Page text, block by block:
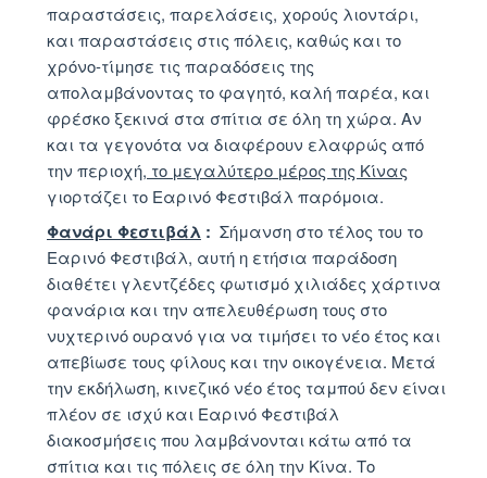
παραστάσεις, παρελάσεις, χορούς λιοντάρι,
και παραστάσεις στις πόλεις, καθώς και το
χρόνο-τίμησε τις παραδόσεις της
απολαμβάνοντας το φαγητό, καλή παρέα, και
φρέσκο ξεκινά στα σπίτια σε όλη τη χώρα. Αν
και τα γεγονότα να διαφέρουν ελαφρώς από
την περιοχή, το μεγαλύτερο μέρος της Κίνας
γιορτάζει το Εαρινό Φεστιβάλ παρόμοια.
Φανάρι Φεστιβάλ : Σήμανση στο τέλος του το
Εαρινό Φεστιβάλ, αυτή η ετήσια παράδοση
διαθέτει γλεντζέδες φωτισμό χιλιάδες χάρτινα
φανάρια και την απελευθέρωση τους στο
νυχτερινό ουρανό για να τιμήσει το νέο έτος και
απεβίωσε τους φίλους και την οικογένεια. Μετά
την εκδήλωση, κινεζικό νέο έτος ταμπού δεν είναι
πλέον σε ισχύ και Εαρινό Φεστιβάλ
διακοσμήσεις που λαμβάνονται κάτω από τα
σπίτια και τις πόλεις σε όλη την Κίνα. Το